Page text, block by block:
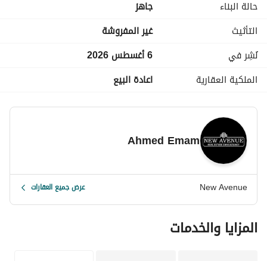
حالة البناء
جاهز
التأثيث
غير المفروشة
نُشِر في
6 أغسطس 2026
الملكية العقارية
اعادة البيع
Ahmed Emam
New Avenue عرض جميع العقارات
المزايا والخدمات